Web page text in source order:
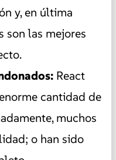
y, en última
son las mejores
React
cantidad de
muchos
o han sido